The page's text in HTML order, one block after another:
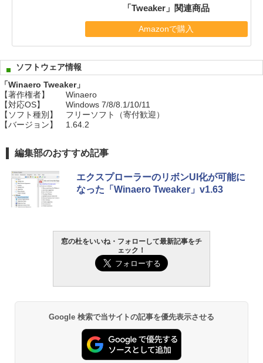
「Tweaker」関連商品
Amazonで購入
ソフトウェア情報
「Winaero Tweaker」
【著作権者】
Winaero
【対応OS】
Windows 7/8/8.1/10/11
【ソフト種別】
フリーソフト（寄付歓迎）
【バージョン】
1.64.2
編集部のおすすめ記事
エクスプローラーのリボンUI化が可能に
なった「Winaero Tweaker」v1.63
窓の杜をいいね・フォローして最新記事をチ
ェック！
Google 検索で当サイトの記事を優先表示させる